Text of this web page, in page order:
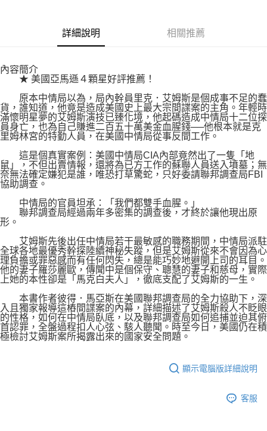
博客來商品配送方式
每筆NT$80，滿NT$1,000(含以上)免運費
詳細說明 相關推薦
內容簡介
★ 美國亞馬遜４顆星好評推薦！
原本中情局以為，局內幹員里克．艾姆斯是個成事不足的蠢
貨，誰知道，他竟是造成美國史上最大宗間諜案的主角。年輕時
滿懷明星夢的艾姆斯演技已臻化境，他起碼造成中情局十二位探
員身亡，也為自己賺進二百五十萬美金血腥錢──他根本就是克
里姆林宮的特勤人員，在美國中情局從事反間工作。
這是個真實案例：美國中情局CIA內部竟然出了一隻「地
鼠」，不但出賣情報，還將為已方工作的蘇聯人員送入墳墓；無
奈無法確定嫌犯是誰，唯恐打草驚蛇，只好委請聯邦調查局FBI
協助調查。
中情局的官員坦承：「我們都雙手血腥。」
聯邦調查局經過兩年多密集的調查後，才終於讓他現出原
形。
艾姆斯先後出任中情局若干最敏感的職務期間，中情局派駐
全球各地最優秀幹探陸續神秘失蹤，但是艾姆斯從來不會因為心
理負擔或罪惡感而有任何閃失，總是能巧妙地避開上司的耳目。
他的妻子羅莎麗歐，傳聞中是個保守、聰慧的妻子和慈母，實際
上她的本性卻是「馬克白夫人」，徹底支配了艾姆斯的一生。
本書作者彼得．馬亞斯在美國聯邦調查局的全力協助下，深
入且獨家報導這樁間諜案的內幕，詳細描述了艾姆斯殺人不眨眼
的性格，如何在中情局臥底，以及聯邦調查局如何追捕並迫其俯
首認罪，全盤過程扣人心弦、駭人聽聞。時至今日，美國仍在積
極檢討艾姆斯案所揭露出來的國家安全問題。
顯示電腦版詳細說明
客服